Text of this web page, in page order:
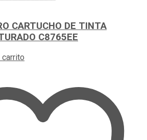
CARTUCHO DE TINTA
C8765EE
carrito